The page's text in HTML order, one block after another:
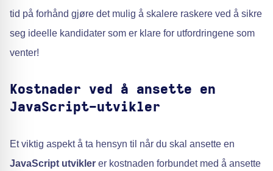
tid på forhånd gjøre det mulig å skalere raskere ved å sikre
seg ideelle kandidater som er klare for utfordringene som
venter!
Kostnader ved å ansette en
JavaScript-utvikler
Et viktig aspekt å ta hensyn til når du skal ansette en
JavaScript utvikler er kostnaden forbundet med å ansette